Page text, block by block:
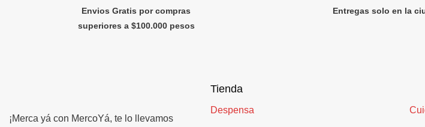
Envios Gratis por compras
superiores a $100.000 pesos
Entregas solo en la
¡Merca yá con MercoYá, te lo llevamos
Tienda
Despensa